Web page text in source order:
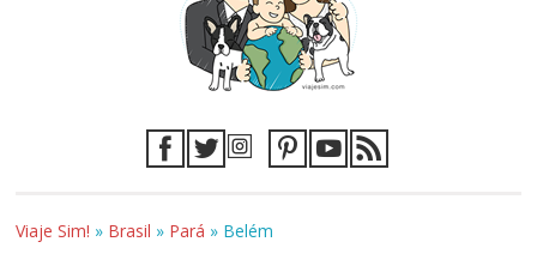
Viaje Sim! » Brasil » Pará » Belém